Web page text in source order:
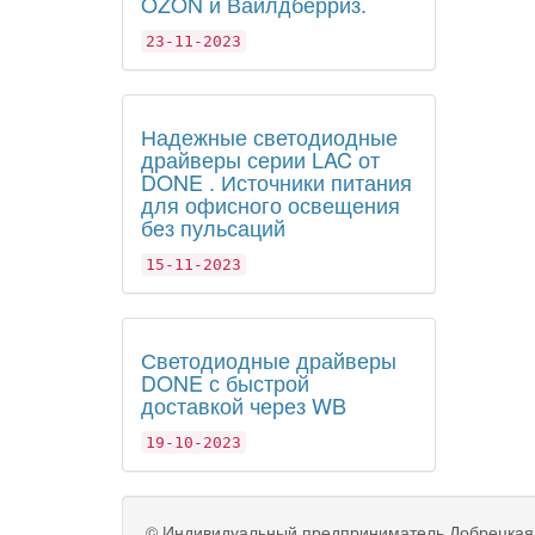
23-11-2023
Надежные светодиодные
драйверы серии LAC от
DONE . Источники питания
для офисного освещения
без пульсаций
15-11-2023
Светодиодные драйверы
DONE с быстрой
доставкой через WB
19-10-2023